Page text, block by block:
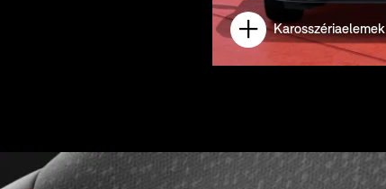
Karosszériaelemek